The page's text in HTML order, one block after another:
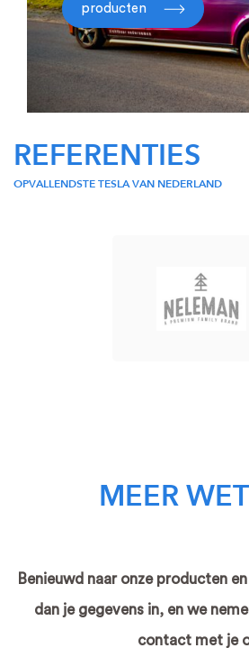
producten
REFERENTIES
OPVALLENDSTE TESLA VAN NEDERLAND
MEER
Benieuwd naar onze producten
dan je gegevens in, en we
contact met je